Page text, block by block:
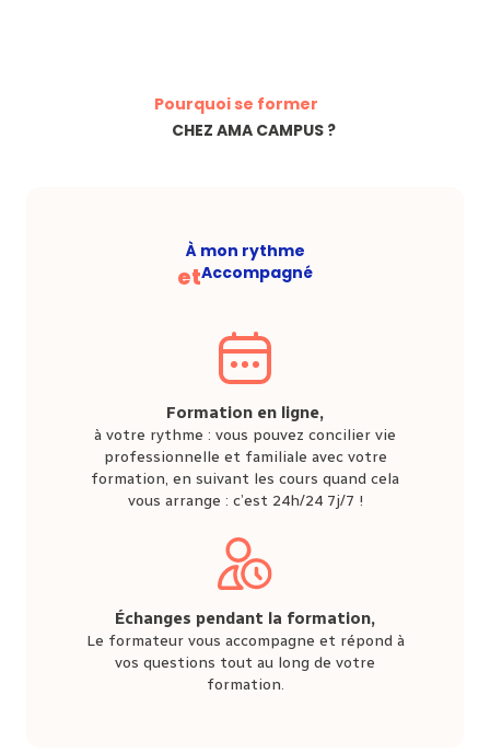
Pourquoi se former
CHEZ AMA CAMPUS ?
À mon rythme
etAccompagné
Formation en ligne,
à votre rythme : vous pouvez concilier vie
professionnelle et familiale avec votre
formation, en suivant les cours quand cela
vous arrange : c’est 24h/24 7j/7 !
Échanges pendant la formation,
Le formateur vous accompagne et répond à
vos questions tout au long de votre
formation.